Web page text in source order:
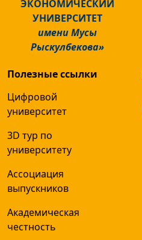
ЭКОНОМИЧЕСКИЙ
УНИВЕРСИТЕТ
имени Мусы
Рыскулбекова»
Полезные ссылки
Цифровой
университет
3D тур по
университету
Ассоциация
выпускников
Академическая
честность